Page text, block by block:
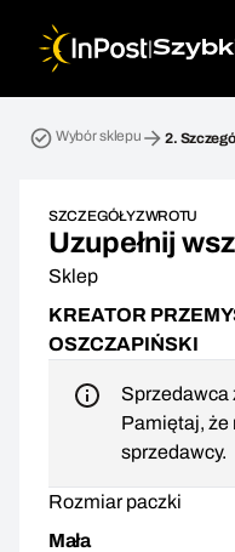
|
Wybór sklepu 2.
SZCZEGÓŁY ZWROTU
Uzupełnij
Sklep
KREATOR
OSZCZAPIŃSKI
Sprzedawca
Pamiętaj, że
sprzedawcy.
Rozmiar paczki
Mała